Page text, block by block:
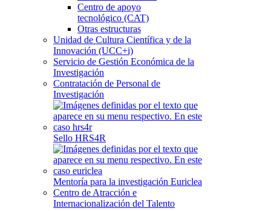
Centro de apoyo
tecnológico (CAT)
Otras estructuras
Unidad de Cultura Científica y de la
Innovación (UCC+i)
Servicio de Gestión Económica de la
Investigación
Contratación de Personal de
Investigación
Sello HRS4R
Mentoría para la investigación Euriclea
Centro de Atracción e
Internacionalización del Talento